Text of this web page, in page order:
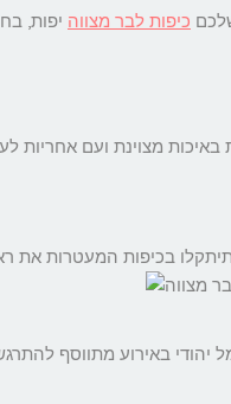
כיפות לבר מצווה יפות,
מצוינת ועם אחריות
בכיפות המעטרות את
באירוע מתווסף